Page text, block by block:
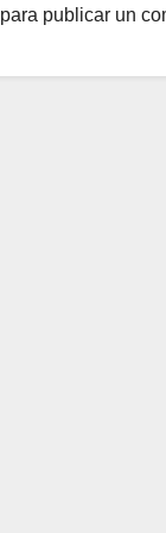
para publicar un